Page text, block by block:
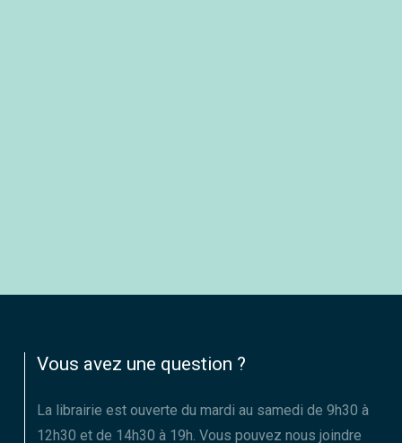
Vous avez une question ?
La librairie est ouverte du mardi au samedi de 9h30 à
12h30 et de 14h30 à 19h. Vous pouvez nous joindre